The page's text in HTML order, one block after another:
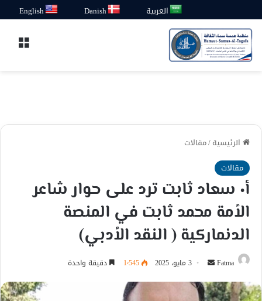
العربية Danish
English
الرئيسية/مقالات
مقالات
أ٠ سعاد ثابت ترد على حوار شاعر
الأمة محمد ثابت في المنصة
الدنماركية ( النقد الأدبي)
Fatma
أرسل
إلكترونيا
3 مايو، 2025 1٬545 دقيقة واحدة